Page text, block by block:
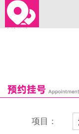
恒乐口腔诊所
富港口腔诊所
项目：